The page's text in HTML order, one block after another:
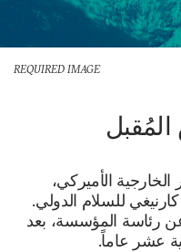
REQUIRED IMAGE
المُقبل
الخارجية الأميركي،
للسلام الدولي.
رئاسة المؤسسة، بعد
عشر عاماً.